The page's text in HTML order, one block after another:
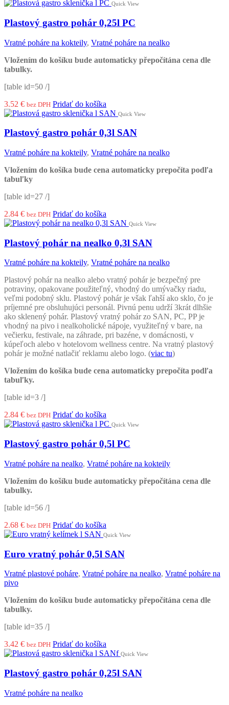
Quick View
Plastový gastro pohár 0,25l PC
Vratné poháre na kokteily, Vratné poháre na nealko
Vložením do košíku bude automaticky přepočítána cena dle
tabulky.
[table id=50 /]
3.52 € bez DPH Pridať do košíka
Quick View
Plastový gastro pohár 0,3l SAN
Vratné poháre na kokteily, Vratné poháre na nealko
Vložením do košíka bude cena automaticky prepočíta podľa
tabuľky
[table id=27 /]
2.84 € bez DPH Pridať do košíka
Quick View
Plastový pohár na nealko 0,3l SAN
Vratné poháre na kokteily, Vratné poháre na nealko
Plastový pohár na nealko alebo vratný pohár je bezpečný pre
potraviny, opakovane použiteľný, vhodný do umývačky riadu,
veľmi podobný sklu. Plastový pohár je však ľahší ako sklo, čo je
príjemné pre obsluhujúci personál. Pivnú penu udrží 3krát dlhšie
ako sklenený pohár. Plastový vratný pohár zo SAN, PC, PP je
vhodný na pivo i nealkoholické nápoje, využiteľný v bare, na
večierku, festivale, na záhrade, pri bazéne, v domácnosti, v
kúpeľoch alebo v hotelovom wellness centre. Na vratný plastový
pohár je možné natlačiť reklamu alebo logo. (viac tu)
Vložením do košíka bude cena automaticky prepočíta podľa
tabuľky.
[table id=3 /]
2.84 € bez DPH Pridať do košíka
Quick View
Plastový gastro pohár 0,5l PC
Vratné poháre na nealko, Vratné poháre na kokteily
Vložením do košíku bude automaticky přepočítána cena dle
tabulky.
[table id=56 /]
2.68 € bez DPH Pridať do košíka
Quick View
Euro vratný pohár 0,5l SAN
Vratné plastové poháre, Vratné poháre na nealko, Vratné poháre na
pivo
Vložením do košíku bude automaticky přepočítána cena dle
tabulky.
[table id=35 /]
3.42 € bez DPH Pridať do košíka
Quick View
Plastový gastro pohár 0,25l SAN
Vratné poháre na nealko